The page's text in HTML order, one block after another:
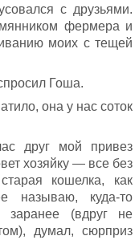
с друзьями.
фермера и
моих с тещей
Гоша.
она у нас соток
друг мой привез
хозяйку — все без
кошелка, как
называю, куда-то
(вдруг не
думал, сюрприз